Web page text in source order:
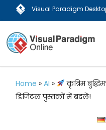
Visual Paradigm
Home »AI »
कृत्रिम
डिजिटल पुस्तकों में बदलें!